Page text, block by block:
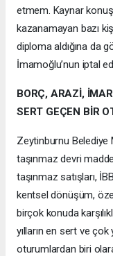
etmem. Kaynar
kazanamayan bazı
diploma aldığına da
İmamoğlu’nun iptal
BORÇ, ARAZİ,
SERT GEÇEN BİR
Zeytinburnu Belediye
taşınmaz devri
taşınmaz satışları,
kentsel dönüşüm,
birçok konuda
yılların en sert ve
oturumlardan biri